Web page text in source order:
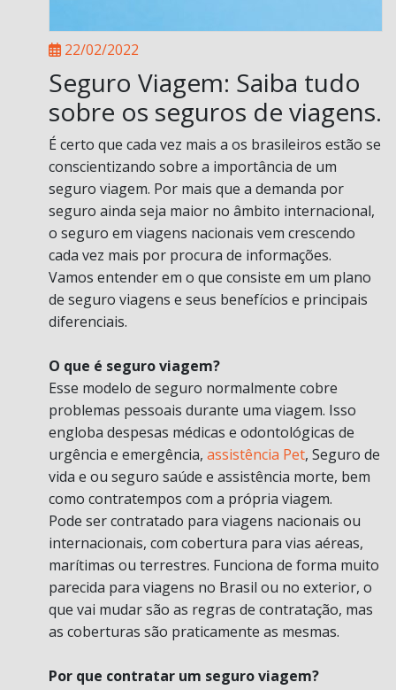
22/02/2022
Seguro Viagem: Saiba tudo
sobre os seguros de viagens.
É certo que cada vez mais a os brasileiros estão se
conscientizando sobre a importância de um
seguro viagem. Por mais que a demanda por
seguro ainda seja maior no âmbito internacional,
o seguro em viagens nacionais vem crescendo
cada vez mais por procura de informações.
Vamos entender em o que consiste em um plano
de seguro viagens e seus benefícios e principais
diferenciais.
O que é seguro viagem?
Esse modelo de seguro normalmente cobre
problemas pessoais durante uma viagem. Isso
engloba despesas médicas e odontológicas de
urgência e emergência, assistência Pet, Seguro de
vida e ou seguro saúde e assistência morte, bem
como contratempos com a própria viagem.
Pode ser contratado para viagens nacionais ou
internacionais, com cobertura para vias aéreas,
marítimas ou terrestres. Funciona de forma muito
parecida para viagens no Brasil ou no exterior, o
que vai mudar são as regras de contratação, mas
as coberturas são praticamente as mesmas.
Por que contratar um seguro viagem?